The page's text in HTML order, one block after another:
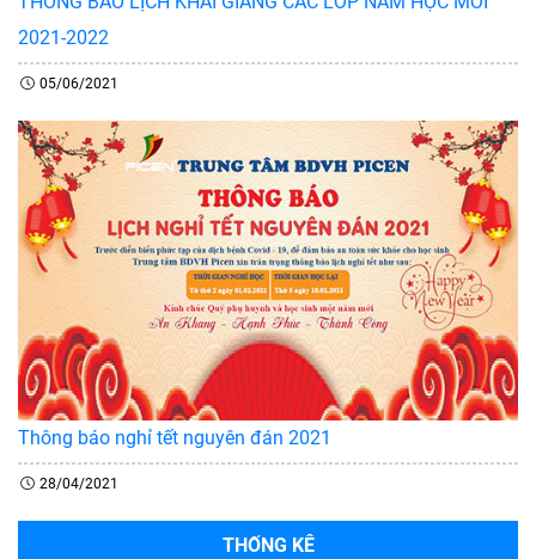
2021-2022
05/06/2021
Thông báo nghỉ tết nguyên đán 2021
28/04/2021
THỐNG KÊ